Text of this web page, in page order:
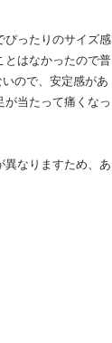
ぴったりのサイズ感
とはなかったので普
ので、安定感があ
当たって痛くなっ
なりますため、あ